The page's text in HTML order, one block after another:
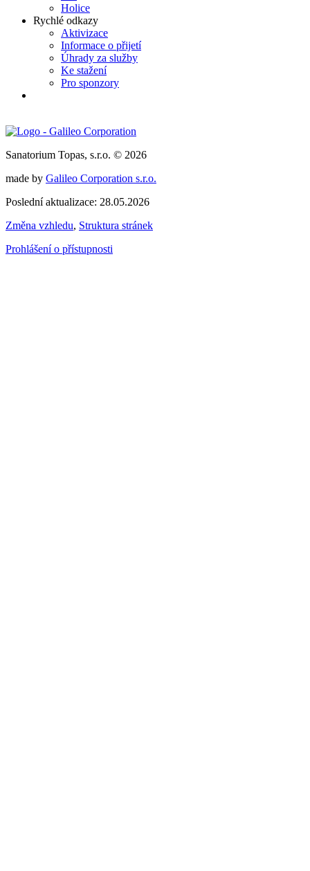
Holice
Rychlé odkazy
Aktivizace
Informace o přijetí
Úhrady za služby
Ke stažení
Pro sponzory
Sanatorium Topas, s.r.o. © 2026
made by Galileo Corporation s.r.o.
Poslední aktualizace: 28.05.2026
Změna vzhledu, Struktura stránek
Prohlášení o přístupnosti